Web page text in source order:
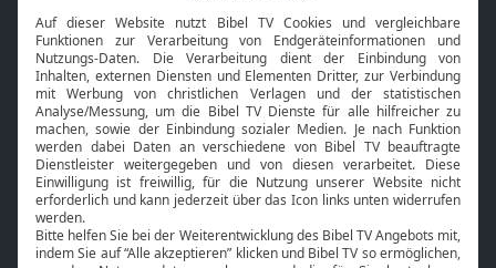
Neuigkeiten
Smart TV
HbbTV
Bibelthek Online-Bibel
Nächster Gottesdienst
Bibel TV
Über uns
Service
Kontakt